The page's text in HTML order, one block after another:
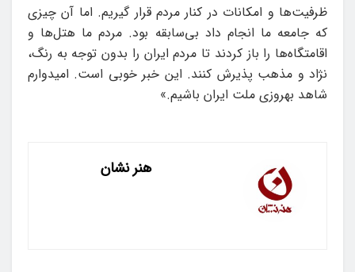
ظرفیت‌ها و امکانات در کنار مردم قرار گیریم. اما آن چیزی
که جامعه ما انجام داد بی‌سابقه بود. مردم ما هتل‌ها و
اقامتگاه‌ها را باز کردند تا مردم ایران را بدون توجه به رنگ،
نژاد و مذهب پذیرش کنند. این خبر خوبی است. امیدوارم
شاهد بهروزی ملت ایران باشیم.»
هنر نشان